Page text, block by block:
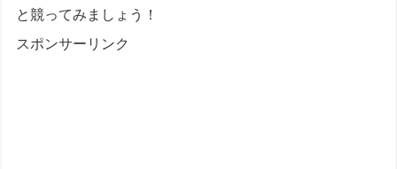
と競ってみましょう！
スポンサーリンク